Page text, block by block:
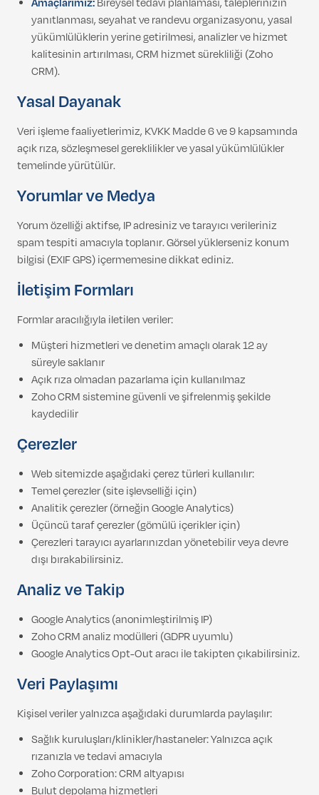
Amaçlarımız:Bireysel tedavi planlaması, taleplerinizin
yanıtlanması, seyahat ve randevu organizasyonu, yasal
yükümlülüklerin yerine getirilmesi, analizler ve hizmet
kalitesinin artırılması, CRM hizmet sürekliliği (Zoho
CRM).
Yasal Dayanak
Veri işleme faaliyetlerimiz, KVKK Madde 6 ve 9 kapsamında
açık rıza, sözleşmesel gereklilikler ve yasal yükümlülükler
temelinde yürütülür.
Yorumlar ve Medya
Yorum özelliği aktifse, IP adresiniz ve tarayıcı verileriniz
spam tespiti amacıyla toplanır. Görsel yüklerseniz konum
bilgisi (EXIF GPS) içermemesine dikkat ediniz.
İletişim Formları
Formlar aracılığıyla iletilen veriler:
Müşteri hizmetleri ve denetim amaçlı olarak 12 ay
süreyle saklanır
Açık rıza olmadan pazarlama için kullanılmaz
Zoho CRM sistemine güvenli ve şifrelenmiş şekilde
kaydedilir
Çerezler
Web sitemizde aşağıdaki çerez türleri kullanılır:
Temel çerezler (site işlevselliği için)
Analitik çerezler (örneğin Google Analytics)
Üçüncü taraf çerezler (gömülü içerikler için)
Çerezleri tarayıcı ayarlarınızdan yönetebilir veya devre
dışı bırakabilirsiniz.
Analiz ve Takip
Google Analytics (anonimleştirilmiş IP)
Zoho CRM analiz modülleri (GDPR uyumlu)
Google Analytics Opt-Out aracı ile takipten çıkabilirsiniz.
Veri Paylaşımı
Kişisel veriler yalnızca aşağıdaki durumlarda paylaşılır:
Sağlık kuruluşları/klinikler/hastaneler: Yalnızca açık
rızanızla ve tedavi amacıyla
Zoho Corporation: CRM altyapısı
Bulut depolama hizmetleri